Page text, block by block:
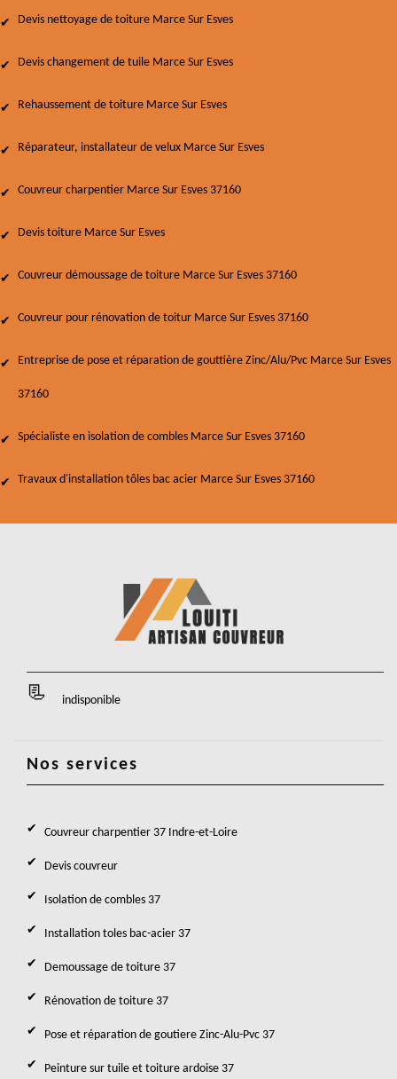
Devis nettoyage de toiture Marce Sur Esves
Devis changement de tuile Marce Sur Esves
Rehaussement de toiture Marce Sur Esves
Réparateur, installateur de velux Marce Sur Esves
Couvreur charpentier Marce Sur Esves 37160
Devis toiture Marce Sur Esves
Couvreur démoussage de toiture Marce Sur Esves 37160
Couvreur pour rénovation de toitur Marce Sur Esves 37160
Entreprise de pose et réparation de gouttière Zinc/Alu/Pvc Marce Sur Esves
37160
Spécialiste en isolation de combles Marce Sur Esves 37160
Travaux d'installation tôles bac acier Marce Sur Esves 37160
indisponible
Nos services
Couvreur charpentier 37 Indre-et-Loire
Devis couvreur
Isolation de combles 37
Installation toles bac-acier 37
Demoussage de toiture 37
Rénovation de toiture 37
Pose et réparation de goutiere Zinc-Alu-Pvc 37
Peinture sur tuile et toiture ardoise 37